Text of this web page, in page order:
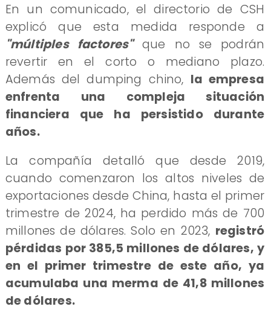
En un comunicado, el directorio de CSH
explicó que esta medida responde a
"múltiples factores"que no se podrán
revertir en el corto o mediano plazo.
Además del dumping chino, la empresa
enfrenta una compleja situación
financiera que ha persistido durante
años.
La compañía detalló que desde 2019,
cuando comenzaron los altos niveles de
exportaciones desde China, hasta el primer
trimestre de 2024, ha perdido más de 700
millones de dólares. Solo en 2023, registró
pérdidas por 385,5 millones de dólares, y
en el primer trimestre de este año, ya
acumulaba una merma de 41,8 millones
de dólares.